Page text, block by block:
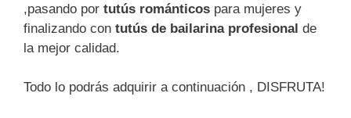
,pasando por tutús románticos para mujeres y
finalizando con tutús de bailarina profesional de
la mejor calidad.
Todo lo podrás adquirir a continuación , DISFRUTA!